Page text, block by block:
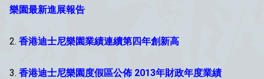
樂園最新進展報告
2. 香港迪士尼樂園業績連續第四年創新高
3. 香港迪士尼樂園度假區公佈 2013年財政年度業績